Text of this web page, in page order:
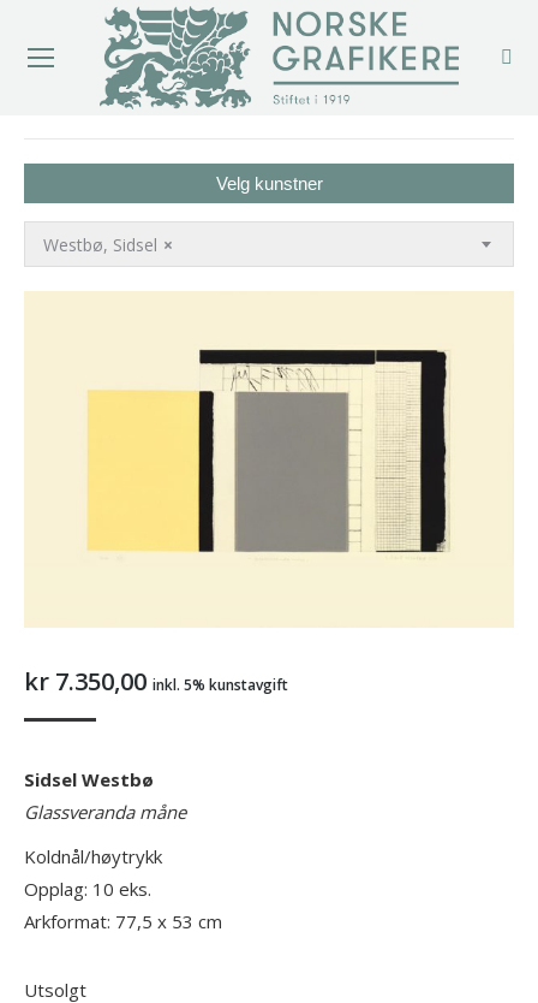
Velg kunstner
×
Westbø, Sidsel
kr 7.350,00 inkl. 5% kunstavgift
Sidsel Westbø
Glassveranda måne
Koldnål/høytrykk
Opplag: 10 eks.
Arkformat: 77,5 x 53 cm
Utsolgt